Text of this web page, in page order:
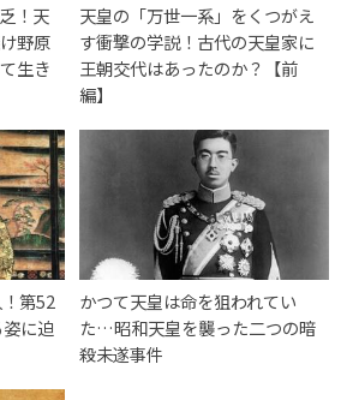
！天
野原
生き
天皇の「万世一系」をくつがえ
す衝撃の学説！古代の天皇家に
王朝交代はあったのか？【前
編】
第52
に迫
かつて天皇は命を狙われてい
た…昭和天皇を襲った二つの暗
殺未遂事件